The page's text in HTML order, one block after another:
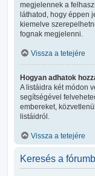
megjelennek a
láthatod, hogy éppen
kiemelve
fognak megjelenni.
Vissza a tetejére
Hogyan adhatok
A listáidra két módon
segítségével
embereket,
listáidról.
Vissza a tetejére
Keresés a